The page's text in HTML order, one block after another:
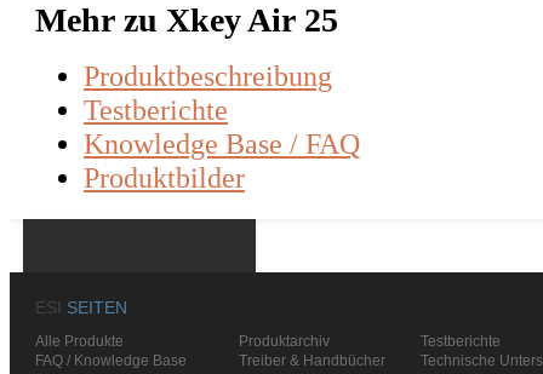
Mehr zu Xkey Air 25
Produktbeschreibung
Testberichte
Knowledge Base / FAQ
Produktbilder
ESI SEITEN
Alle Produkte Produktarchiv
Testberichte
FAQ / Knowledge Base
Treiber & Handbücher
Technische